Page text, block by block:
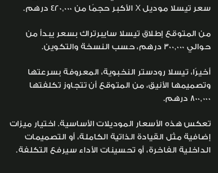
سعر تيسلا موديل X الأكبر حجمًا من 420,000 درهم.
من المتوقع إطلاق تيسلا سايبرتراك بسعر يبدأ من
حوالي 300,000 درهم، حسب النسخة والتكوين.
أخيرًا، تيسلا رودستر النخبوية، المعروفة بسرعتها
وتصميمها الأنيق، من المتوقع أن تتجاوز تكلفتها
800,000 درهم.
تعكس هذه الأسعار الموديلات الأساسية. اختيار ميزات
إضافية مثل القيادة الذاتية الكاملة، أو التصميمات
الداخلية الفاخرة، أو تحسينات الأداء سيرفع التكلفة.